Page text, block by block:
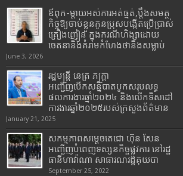
ឪពុក-ម្ដាយអស់ការអត់ធ្មត់,ប្ដឹងសមត្ថ
កិច្ចឱ្យចាប់ខ្លួនកូនប្រុសបង្កើតប្រើប្រាស់
គ្រឿងញៀន ក្នុងករណីហិង្សាដោយ
ចេតនានិងគំរាមកំហែងថានឹងសម្លាប់
June 3, 2026
រដ្ឋមន្រ្តី​ នេត្រ​ ភក្ត្រា​
អញ្ជើញបើកសន្និបាតបូកសរុបលទ្ធ
ផលការងារឆ្នាំ២០២៤ និងលើកទិសដៅ
ការងារឆ្នាំ២០២៥របស់​ក្រសួង​ព័ត៌មាន​
January 21, 2025
សកម្មភាពសម្តេចតេជោ ហ៊ុន សែន
អញ្ជើញបំពេញទស្សនកិច្ចផ្លូវការ នៅរដ្ឋ
ធានីហាវ៉ាណា សាធារណរដ្ឋគុយបា
September 25, 2022